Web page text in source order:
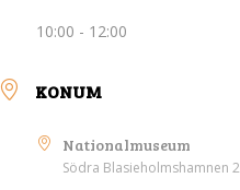
10:00 - 12:00
KONUM
Nationalmuseum
Södra Blasieholmshamnen 2